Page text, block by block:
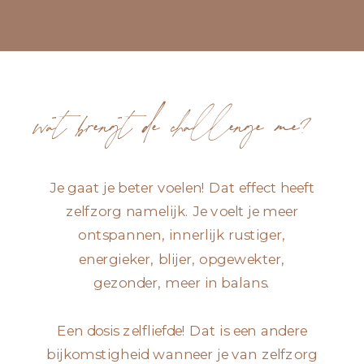
wat brengt de challenge me?
Je gaat je beter voelen! Dat effect heeft
zelfzorg namelijk. Je voelt je meer
ontspannen, innerlijk rustiger,
energieker, blijer, opgewekter,
gezonder, meer in balans.
Een dosis zelfliefde! Dat is een andere
bijkomstigheid wanneer je van zelfzorg